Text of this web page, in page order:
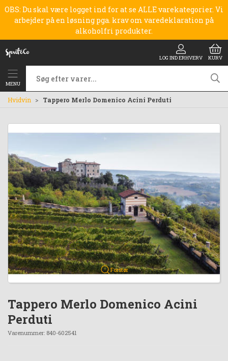
OBS: Du skal være logget ind for at se ALLE varekategorier. Vi
arbejder på en løsning pga. krav om varedeklaration på
alkoholfri produkter.
LOG IND ERHVERV KURV
MENU
Hvidvin Tappero Merlo Domenico Acini Perduti
Forstør
Tappero Merlo Domenico Acini
Perduti
Varenummer: 840-602541